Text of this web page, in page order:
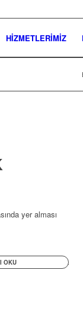
HİZMETLERİMİZ
yer alması
OKU